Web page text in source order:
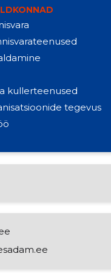
kullerteenused
tegevus